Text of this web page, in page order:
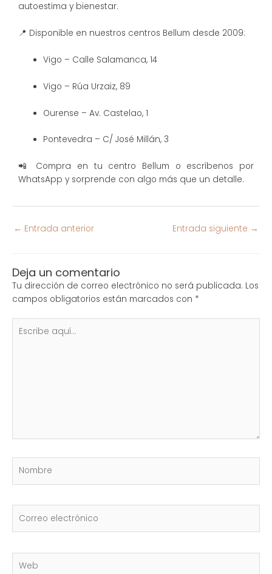
autoestima y bienestar.
📍 Disponible en nuestros centros Bellum desde 2009:
Vigo – Calle Salamanca, 14
Vigo – Rúa Urzaiz, 89
Ourense – Av. Castelao, 1
Pontevedra – C/ José Millán, 3
📲 Compra en tu centro Bellum o escríbenos por
WhatsApp y sorprende con algo más que un detalle.
← Entrada anterior Entrada siguiente →
Deja un comentario
Tu dirección de correo electrónico no será publicada. Los
campos obligatorios están marcados con *
aquí...
electrónico